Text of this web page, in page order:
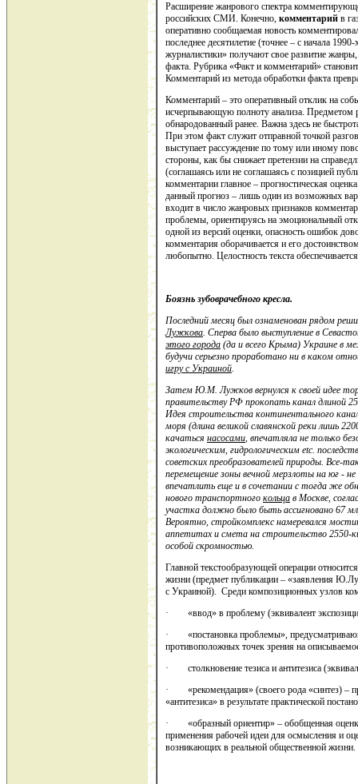
Расширение жанрового спектра
российских СМИ. Конечно, комментарий в
оперативно сообщаемая новость
последнее десятилетие (точнее – с начала
журналистики» получают свое развитие
факта. Рубрика «Факт и комментарий»
Комментарий из метода обработки факта
Комментарий – это оперативный отклик на
исчерпывающую полноту анализа. Предметом
обнародованный ранее. Важна здесь не
При этом факт служит отправной точкой
выступает рассуждение по тому или иному
стороны, как бы снижает претензии на
(соглашаясь или не соглашаясь с позицией
комментарии главное – прогностическая
данный прогноз – лишь один из возможных
входит в число жанровых признаков
проблемы, ориентируясь на эмоциональный
одной из версий оценки, опасность ошибок
комментария оборачивается и его
любопытно. Целостность текста
Боязнь зубоврачебного кресла.
Последний месяц был ознаменован рядом
Лужкова. Сперва было выступление в
этого города (да и всего Крыма) Украине в
будучи серьезно проработано ни в каком
игру с Украиной.
Затем Ю.М. Лужков вернулся к своей идее
правительству РФ прокопать канал длиной
Идея строительства континентального
моря (длина великой славянской реки лишь
качаться насосами, впечатляла не только
экологическим, гидрологическим etc.
советских преобразователей природы. Все-
перемещение зоны вечной мерзлоты на юг
впечатлить еще и в сочетании с тогда же
нового транспортного кольца в Москве,
участка должно было быть ассигновано 67
Вероятно, стройкомплекс намеревался
аппетитах и смета на строительство 2550-
особой скромностью.
Главной текстообразующей операции
жизни (предмет публикации – «заявления
с Украиной). Среди композиционных узлов
· «ввод» в проблему (эквивалент
· «постановка проблемы»,
противоположных точек зрения на
· столкновение тезиса и антитезиса
· «рекомендация» (своего рода «синтез) –
«антитезиса» в результате практической
· «образный ориентир» – обобщенная
применения рабочей идеи для осмысления и
возникающих в реальной общественной жизни.